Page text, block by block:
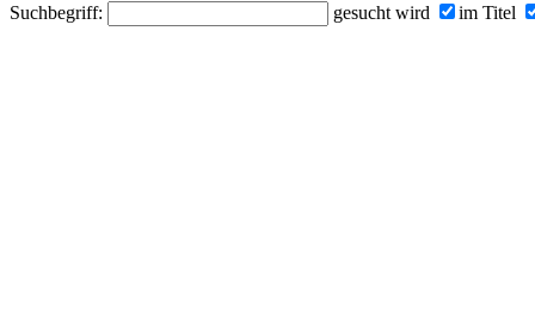
Suchbegriff: gesucht wird im Titel